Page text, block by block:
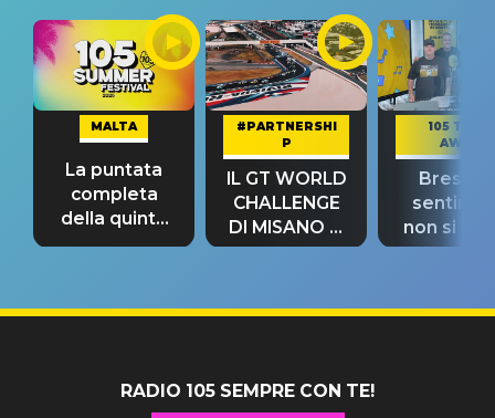
MALTA
La puntata
completa
della quinta
tappa
#PARTNERSHI
P
IL GT WORLD
CHALLENGE
DI MISANO si
riconferma
105 TAKE
AWAY
Bresh:
non si
fino alla
RADIO 105 SEMPRE CON TE!